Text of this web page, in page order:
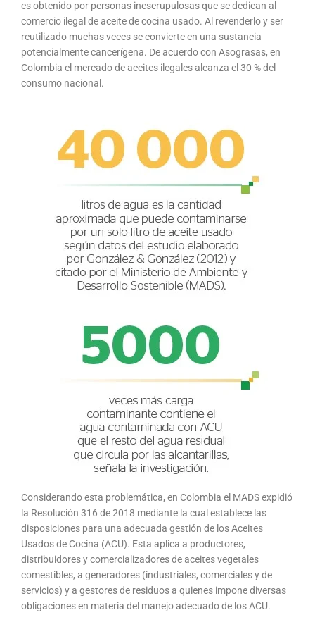
es obtenido por personas inescrupulosas que se dedican al
comercio ilegal de aceite de cocina usado. Al revenderlo y ser
reutilizado muchas veces se convierte en una sustancia
potencialmente cancerígena. De acuerdo con Asograsas, en
Colombia el mercado de aceites ilegales alcanza el 30 % del
consumo nacional.
Considerando esta problemática, en Colombia el MADS expidió
la Resolución 316 de 2018 mediante la cual establece las
disposiciones para una adecuada gestión de los Aceites
Usados de Cocina (ACU). Esta aplica a productores,
distribuidores y comercializadores de aceites vegetales
comestibles, a generadores (industriales, comerciales y de
servicios) y a gestores de residuos a quienes impone diversas
obligaciones en materia del manejo adecuado de los ACU.